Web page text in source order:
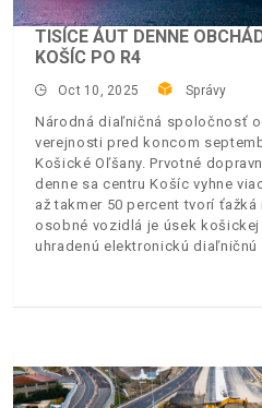
TISÍCE ÁUT DENNE
KOŠÍC PO R4
Oct 10, 2025 Správy
Národná diaľničná spoločnosť
verejnosti pred koncom
Košické Oľšany. Prvotné
denne sa centru Košíc vyhne
až takmer 50 percent tvorí ťažká
osobné vozidlá je úsek
uhradenú elektronickú diaľničnú